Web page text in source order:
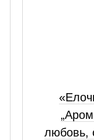
любовь,